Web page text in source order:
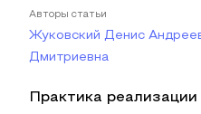
Авторы статьи
Жуковский Денис
Дмитриевна
Практика